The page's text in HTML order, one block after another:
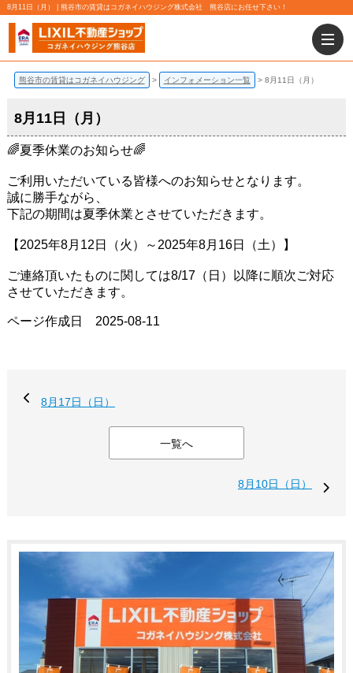
8月11日（月） | 熊谷市の賃貸はコガネイハウジング株式会社 熊谷店にお任せ下さい！
熊谷市の賃貸はコガネイハウジング インフォメーション一覧 8月11日（月）
8月11日（月）
🌈夏季休業のお知らせ🌈
ご利用いただいている皆様へのお知らせとなります。
誠に勝手ながら、
下記の期間は夏季休業とさせていただきます。
【2025年8月12日（火）～2025年8月16日（土）】
ご連絡頂いたものに関しては8/17（日）以降に順次ご対応
させていただきます。
ページ作成日 2025-08-11
8月17日（日）
一覧へ
8月10日（日）